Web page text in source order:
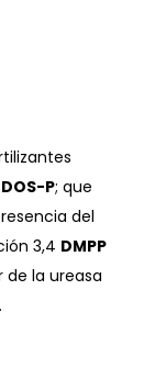
P; que
del
3,4 DMPP
la ureasa